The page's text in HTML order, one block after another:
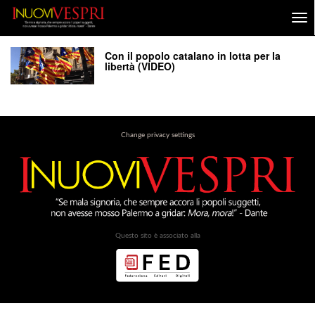
Con il popolo catalano in lotta per la
libertà (VIDEO)
Change privacy settings
Questo sito è associato alla